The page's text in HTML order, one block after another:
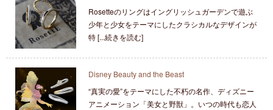
Rosetteのリングはイングリッシュガーデンで遊ぶ
少年と少女をテーマにしたクラシカルなデザインが
特 [...続きを読む]
Disney Beauty and the Beast
“真実の愛”をテーマにした不朽の名作、ディズニー
アニメーション「美女と野獣」。いつの時代も恋人